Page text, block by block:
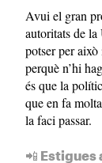
Avui el gran
autoritats de
potser per
perquè n’hi
és que la
que en fa
la faci passar.
📲 Estigues